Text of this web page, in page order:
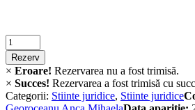
Criminalistica
quantity
Rezerv
× Eroare! Rezervarea nu a fost trimisă.
× Succes! Rezervarea a fost trimisă cu
Categorii: Stiinte juridice, Stiinte juridice